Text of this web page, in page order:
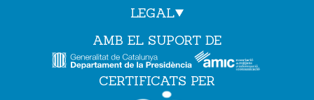
LEGAL
AMB EL SUPORT DE
CERTIFICATS PER